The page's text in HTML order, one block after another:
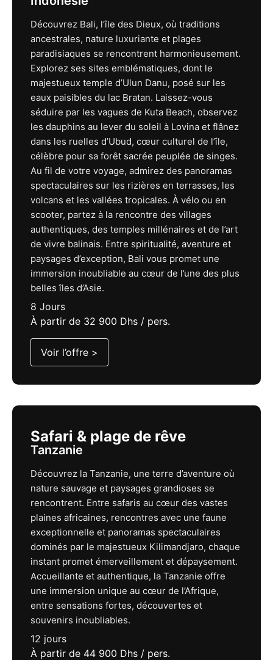
Découvrez Bali, l’île des Dieux, où traditions
ancestrales, nature luxuriante et plages
paradisiaques se rencontrent harmonieusement.
Explorez ses sites emblématiques, dont le
majestueux temple d’Ulun Danu, posé sur les
eaux paisibles du lac Bratan. Laissez-vous
séduire par les vagues de Kuta Beach, observez
les dauphins au lever du soleil à Lovina et flânez
dans les ruelles d’Ubud, cœur culturel de l’île,
célèbre pour sa forêt sacrée peuplée de singes.
Au fil de votre voyage, admirez des panoramas
spectaculaires sur les rizières en terrasses, les
volcans et les vallées tropicales. À vélo ou en
scooter, partez à la rencontre des villages
authentiques, des temples millénaires et de l’art
de vivre balinais. Entre spiritualité, aventure et
paysages d’exception, Bali vous promet une
immersion inoubliable au cœur de l’une des plus
belles îles d’Asie.
8 Jours
À partir de 32 900 Dhs / pers.
Voir l’offre >
Safari & plage de rêve
Tanzanie
Découvrez la Tanzanie, une terre d’aventure où
nature sauvage et paysages grandioses se
rencontrent. Entre safaris au cœur des vastes
plaines africaines, rencontres avec une faune
exceptionnelle et panoramas spectaculaires
dominés par le majestueux Kilimandjaro, chaque
instant promet émerveillement et dépaysement.
Accueillante et authentique, la Tanzanie offre
une immersion unique au cœur de l’Afrique,
entre sensations fortes, découvertes et
souvenirs inoubliables.
12 jours
À partir de 44 900 Dhs / pers.